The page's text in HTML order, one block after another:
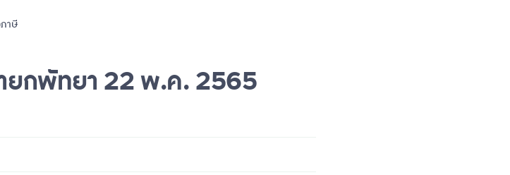
าษี
ยกพัทยา 22 พ.ค. 2565